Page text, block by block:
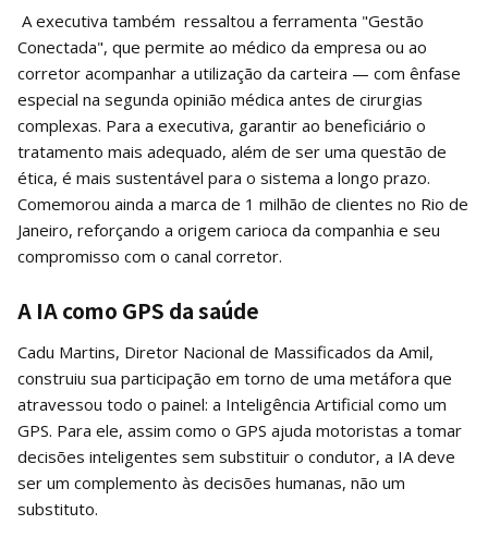
A executiva também ressaltou a ferramenta "Gestão
Conectada", que permite ao médico da empresa ou ao
corretor acompanhar a utilização da carteira — com ênfase
especial na segunda opinião médica antes de cirurgias
complexas. Para a executiva, garantir ao beneficiário o
tratamento mais adequado, além de ser uma questão de
ética, é mais sustentável para o sistema a longo prazo.
Comemorou ainda a marca de 1 milhão de clientes no Rio de
Janeiro, reforçando a origem carioca da companhia e seu
compromisso com o canal corretor.
A IA como GPS da saúde
Cadu Martins, Diretor Nacional de Massificados da Amil,
construiu sua participação em torno de uma metáfora que
atravessou todo o painel: a Inteligência Artificial como um
GPS. Para ele, assim como o GPS ajuda motoristas a tomar
decisões inteligentes sem substituir o condutor, a IA deve
ser um complemento às decisões humanas, não um
substituto.